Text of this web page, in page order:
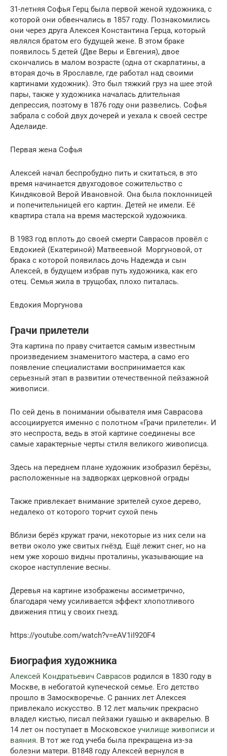
31-летняя Софья Герц была первой женой художника, с
которой они обвенчались в 1857 году. Познакомились
они через друга Алексея Константина Герца, который
являлся братом его будущей жене. В этом браке
появилось 5 детей (Две Веры и Евгения), двое
скончались в малом возрасте (одна от скарлатины, а
вторая дочь в Ярославле, где работал над своими
картинами художник). Это был тяжкий груз на шее этой
пары, также у художника началась длительная
депрессия, поэтому в 1876 году они развелись. Софья
забрала с собой двух дочерей и уехала к своей сестре
Аделаиде.
Первая жена Софья
Алексей начал беспробудно пить и скитаться, в это
время начинается двухгодовое сожительство с
Киндяковой Верой Ивановной. Она была поклонницей
и попечительницей его картин. Детей не имели. Её
квартира стала на время мастерской художника.
В 1983 год вплоть до своей смерти Саврасов провёл с
Евдокией (Екатериной) Матвеевной Моргуновой, от
брака с которой появилась дочь Надежда и сын
Алексей, в будущем избрав путь художника, как его
отец. Семья жила в трущобах, плохо питалась.
Евдокия Моргунова
Грачи прилетели
Эта картина по праву считается самым известным
произведением знаменитого мастера, а само его
появление специалистами воспринимается как
серьезный этап в развитии отечественной пейзажной
живописи.
По сей день в понимании обывателя имя Саврасова
ассоциируется именно с полотном «Грачи прилетели«. И
это неспроста, ведь в этой картине соединены все
самые характерные черты стиля великого живописца.
Здесь на переднем плане художник изобразил берёзы,
расположенные на задворках церковной ограды
Также привлекает внимание зрителей сухое дерево,
недалеко от которого торчит сухой пень
Вблизи берёз кружат грачи, некоторые из них сели на
ветви около уже свитых гнёзд. Ещё лежит снег, но на
нем уже хорошо видны проталины, указывающие на
скорое наступление весны.
Деревья на картине изображены ассиметрично,
благодаря чему усиливается эффект хлопотливого
движения птиц у своих гнезд.
https://youtube.com/watch?v=eAV1iI920F4
Биография художника
Алексей Кондратьевич Саврасов родился в 1830 году в
Москве, в небогатой купеческой семье. Его детство
прошло в Замоскворечье. С ранних лет Алексея
привлекало искусство. В 12 лет мальчик прекрасно
владел кистью, писал пейзажи гуашью и акварелью. В
14 лет он поступает в Московское училище живописи и
ваяния. В тот же год учеба была прекращена из-за
болезни матери. В1848 году Алексей вернулся в